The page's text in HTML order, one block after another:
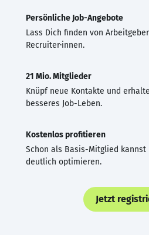
Persönliche Job-Angebote
Lass Dich finden von
Recruiter·innen.
21 Mio. Mitglieder
Knüpf neue Kontakte und
besseres Job-Leben.
Kostenlos profitieren
Schon als Basis-Mitglied kannst
deutlich optimieren.
Jetzt